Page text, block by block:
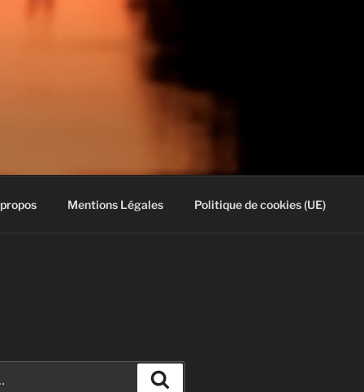
Mentions Légales Politique de cookies (UE)